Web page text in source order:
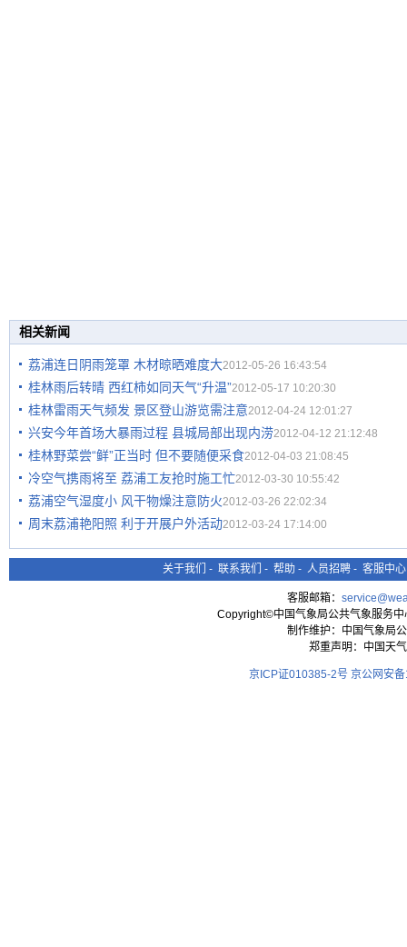
相关新闻
荔浦连日阴雨笼罩 木材晾晒难度大2012-05-26 16:43:54
桂林雨后转晴 西红柿如同天气“升温”2012-05-17 10:20:30
桂林雷雨天气频发 景区登山游览需注意2012-04-24 12:01:27
兴安今年首场大暴雨过程 县城局部出现内涝2012-04-12 21:12:48
桂林野菜尝“鲜”正当时 但不要随便采食2012-04-03 21:08:45
冷空气携雨将至 荔浦工友抢时施工忙2012-03-30 10:55:42
荔浦空气湿度小 风干物燥注意防火2012-03-26 22:02:34
周末荔浦艳阳照 利于开展户外活动2012-03-24 17:14:00
关于我们 - 联系我们 - 帮助 - 人员招聘 - 客服中心
客服邮箱：
Copyright©中国气象局公共气象服务
制作维护：中国气象局
郑重声明：中国天
京ICP证010385-2号 京公网安